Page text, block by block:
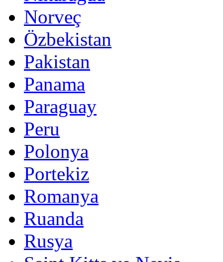
Norveç
Özbekistan
Pakistan
Panama
Paraguay
Peru
Polonya
Portekiz
Romanya
Ruanda
Rusya